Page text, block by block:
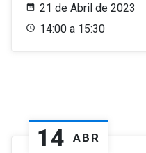
21 de Abril de 2023
14:00 a 15:30
14 ABR